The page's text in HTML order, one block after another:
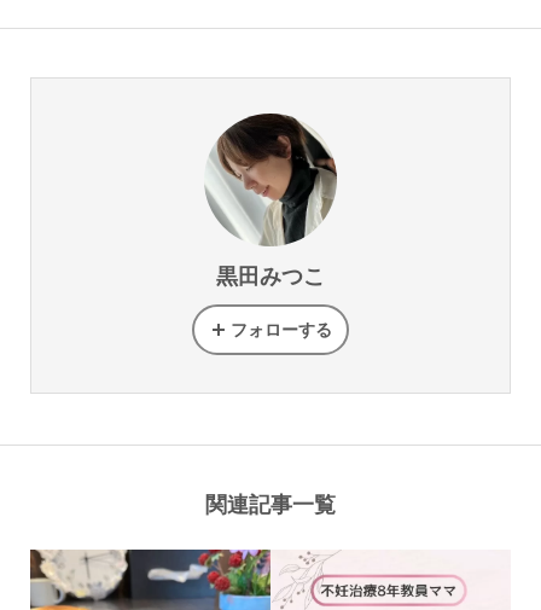
黒田みつこ
フォローする
関連記事一覧